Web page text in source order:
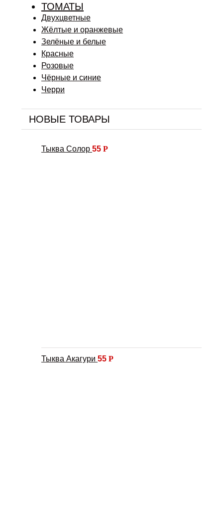
ТОМАТЫ
Двухцветные
Жёлтые и оранжевые
Зелёные и белые
Красные
Розовые
Чёрные и синие
Черри
НОВЫЕ ТОВАРЫ
Тыква Солор 55 Р
Тыква Акагури 55 Р